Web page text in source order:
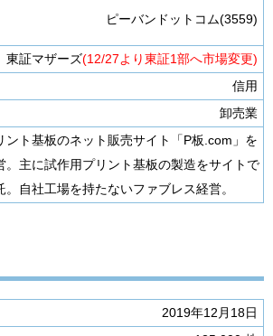
ピーバンドットコム(3559)
東証マザーズ(12/27より東証1部へ市場変更)
信用
卸売業
ント基板のネット販売サイト「P板.com」を
。主に試作用プリント基板の製造をサイトで
。自社工場を持たないファブレス経営。
2019年12月18日